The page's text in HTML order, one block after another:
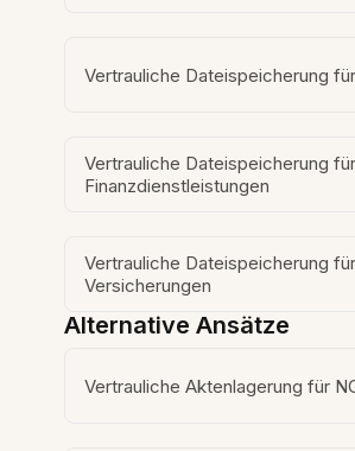
Vertrauliche Dateispeicherung
Vertrauliche Dateispeicherung für
Finanzdienstleistungen
Vertrauliche Dateispeicherung für
Versicherungen
Alternative Ansätze
Vertrauliche Aktenlagerung für